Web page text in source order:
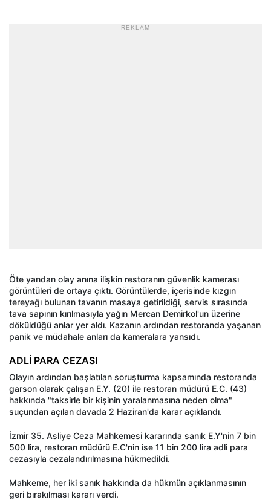
- REKLAM -
Öte yandan olay anına ilişkin restoranın güvenlik kamerası
görüntüleri de ortaya çıktı. Görüntülerde, içerisinde kızgın
tereyağı bulunan tavanın masaya getirildiği, servis sırasında
tava sapının kırılmasıyla yağın Mercan Demirkol'un üzerine
döküldüğü anlar yer aldı. Kazanın ardından restoranda yaşanan
panik ve müdahale anları da kameralara yansıdı.
ADLİ PARA CEZASI
Olayın ardından başlatılan soruşturma kapsamında restoranda
garson olarak çalışan E.Y. (20) ile restoran müdürü E.C. (43)
hakkında "taksirle bir kişinin yaralanmasına neden olma"
suçundan açılan davada 2 Haziran'da karar açıklandı.
İzmir 35. Asliye Ceza Mahkemesi kararında sanık E.Y'nin 7 bin
500 lira, restoran müdürü E.C'nin ise 11 bin 200 lira adli para
cezasıyla cezalandırılmasına hükmedildi.
Mahkeme, her iki sanık hakkında da hükmün açıklanmasının
geri bırakılması kararı verdi.